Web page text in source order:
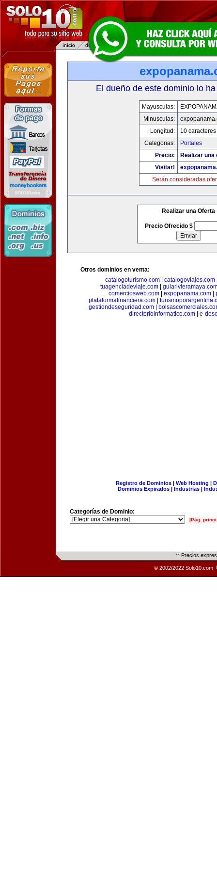
El dueño de este dominio lo
Mayusculas:
Minusculas:
Longitud:
10 caracteres
Categorias:
Portales
Precio:
Realizar una
Visitar!
Serán consideradas
Realizar una Oferta
Precio Ofrecido $
Otros dominios en venta:
catalogoturismo.com
catalogoviajes.com
tuagenciadeviaje.com|
comerciosweb.com
expopanama.com
plataformafinanciera.com
gestiondeseguridad.com
directorioinformatico.com
e-
Registro de Dominios| Web Hosting |
Dominios Expirados | Industrias |
Categorías de Dominio:
[Pág.
** Precios
© 2002/2022 Solo10.com